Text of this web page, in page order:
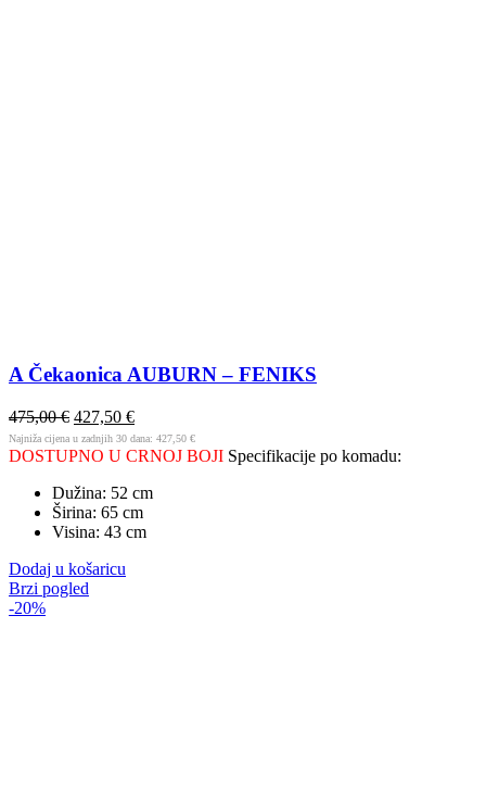
A Čekaonica AUBURN – FENIKS
475,00€ 427,50 €
Najniža cijena u zadnjih 30 dana: 427,50 €
DOSTUPNO U CRNOJ BOJI Specifikacije po komadu:
Dužina: 52 cm
Širina: 65 cm
Visina: 43 cm
Dodaj u košaricu
Brzi pogled
-20%